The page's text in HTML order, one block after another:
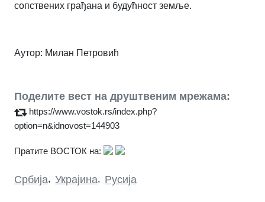
сопствених грађана и будућност земље.
Аутор: Милан Петровић
Поделите вест на друштвеним мрежама:
https://www.vostok.rs/index.php?
option=n&idnovost=144903
Пратите ВОСТОК на:
Србија, Украјина, Русија